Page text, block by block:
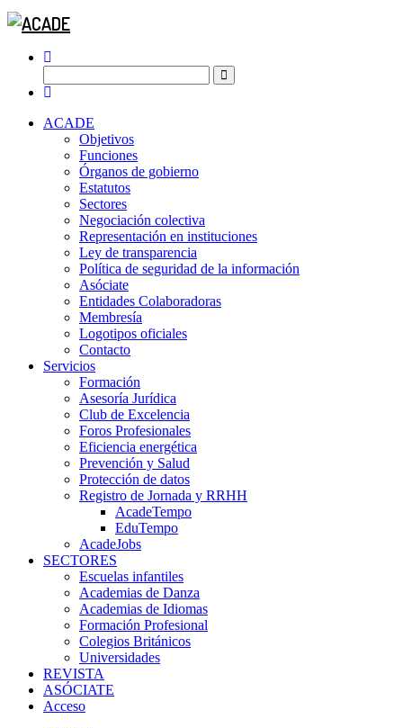
ACADE
Objetivos
Funciones
Órganos de gobierno
Estatutos
Sectores
Negociación colectiva
Representación en instituciones
Ley de transparencia
Política de seguridad de la información
Asóciate
Entidades Colaboradoras
Membresía
Logotipos oficiales
Contacto
Servicios
Formación
Asesoría Jurídica
Club de Excelencia
Foros Profesionales
Eficiencia energética
Prevención y Salud
Protección de datos
Registro de Jornada y RRHH
AcadeTempo
EduTempo
AcadeJobs
SECTORES
Escuelas infantiles
Academias de Danza
Academias de Idiomas
Formación Profesional
Colegios Británicos
Universidades
REVISTA
ASÓCIATE
Acceso